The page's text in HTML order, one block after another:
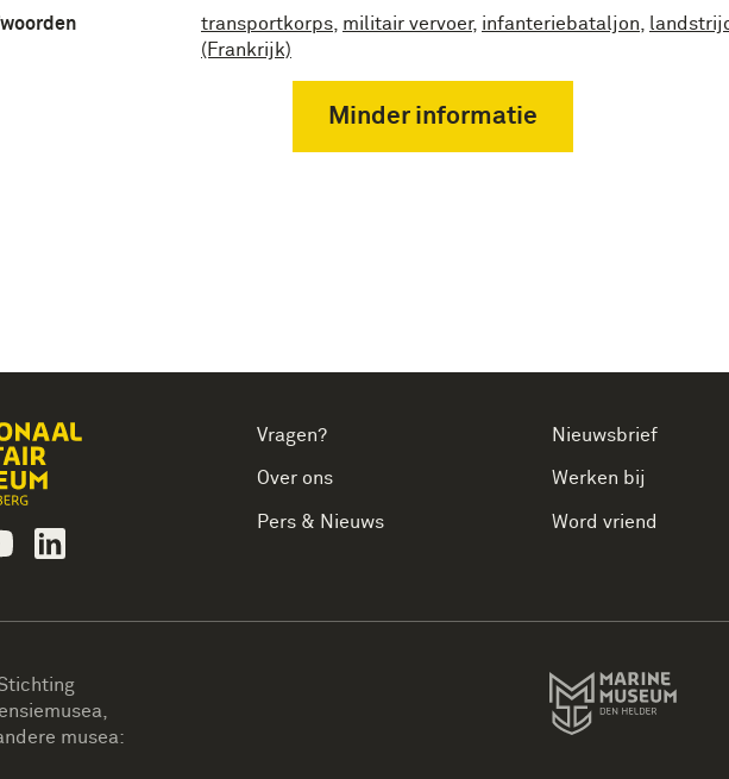
transportkorps militair vervoer, infanteriebataljon
(Frankrijk)
Minder informatie
Youtube
Vragen?
Over ons
Pers & Nieuws
Nieuwsbrief
Werken bij
Word vriend
musea: